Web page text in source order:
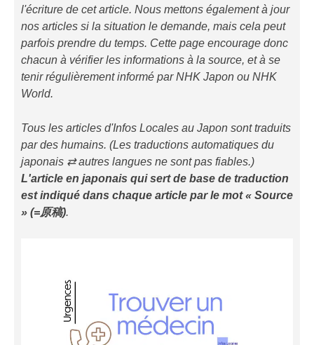
l'écriture de cet article. Nous mettons également à jour
nos articles si la situation le demande, mais cela peut
parfois prendre du temps. Cette page encourage donc
chacun à vérifier les informations à la source, et à se
tenir régulièrement informé par NHK Japon ou NHK
World.
Tous les articles d'Infos Locales au Japon sont traduits
par des humains. (Les traductions automatiques du
japonais ⇄ autres langues ne sont pas fiables.)
L'article en japonais qui sert de base de traduction
est indiqué dans chaque article par le mot « Source
» (=原稿).